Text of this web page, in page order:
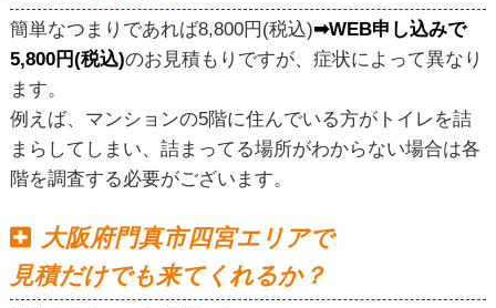
簡単なつまりであれば8,800円(税込)➡WEB申し込みで
5,800円(税込)のお見積もりですが、症状によって異なり
ます。
例えば、マンションの5階に住んでいる方がトイレを詰
まらしてしまい、詰まってる場所がわからない場合は各
階を調査する必要がございます。
大阪府門真市四宮エリアで
見積だけでも来てくれるか？